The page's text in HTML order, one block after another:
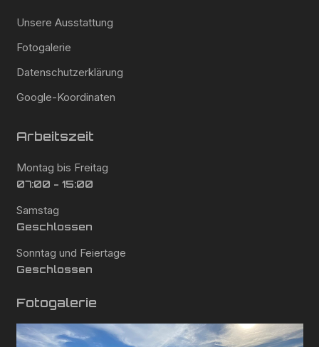
Unsere Ausstattung
Fotogalerie
Datenschutzerklärung
Google-Koordinaten
Arbeitszeit
Montag bis Freitag
07:00 - 15:00
Samstag
Geschlossen
Sonntag und Feiertage
Geschlossen
Fotogalerie